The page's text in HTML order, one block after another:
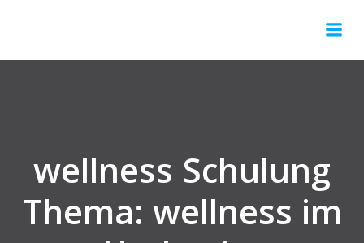
wellness Schulung
Thema: wellness im